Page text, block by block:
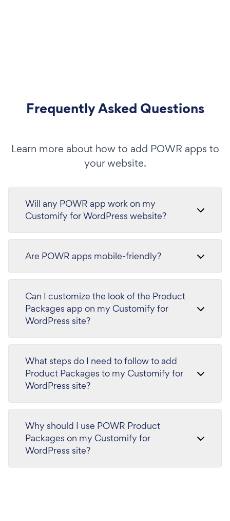
Frequently Asked Questions
Learn more about how to add POWR apps to
your website.
Will any POWR app work on my
Customify for WordPress website?
Are POWR apps mobile-friendly?
Can I customize the look of the Product
Packages app on my Customify for
WordPress site?
What steps do I need to follow to add
Product Packages to my Customify for
WordPress site?
Why should I use POWR Product
Packages on my Customify for
WordPress site?